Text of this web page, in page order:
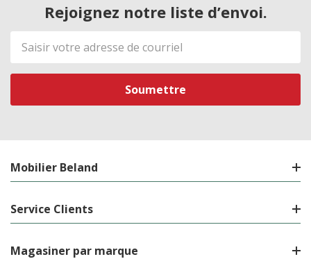
Rejoignez notre liste d’envoi.
Adresse
de
courriel
Mobilier Beland
Service Clients
Magasiner par marque